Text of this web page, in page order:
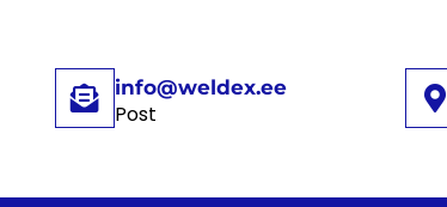
info@weldex.ee
Post